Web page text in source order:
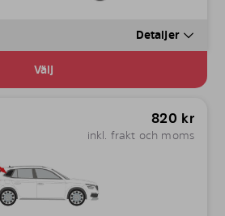
Detaljer
Välj
820 kr
inkl. frakt och moms